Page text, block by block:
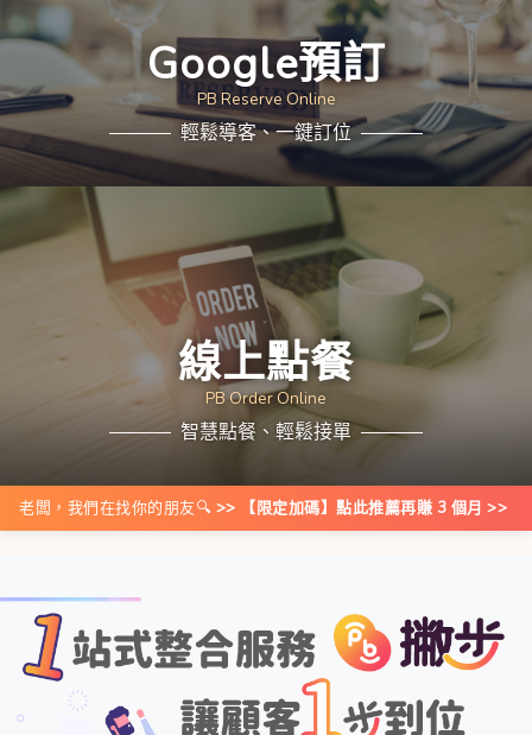
Google預訂
PB Reserve Online
輕鬆導客、一鍵訂位
線上點餐
PB Order Online
智慧點餐、輕鬆接單
老闆，我們在找你的朋友🔍 >> 【限定加碼】點此推薦再賺 3 個月 >>